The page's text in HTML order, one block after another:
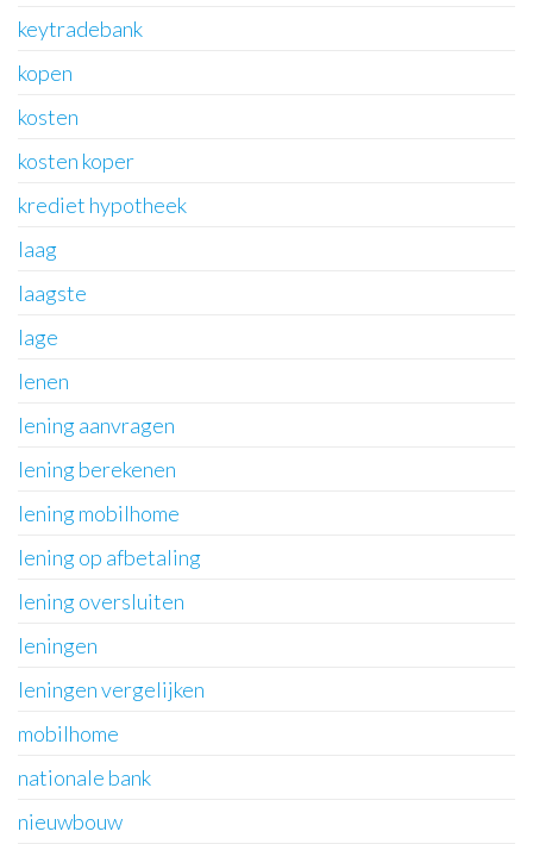
keytradebank
kopen
kosten
kosten koper
krediet hypotheek
laag
laagste
lage
lenen
lening aanvragen
lening berekenen
lening mobilhome
lening op afbetaling
lening oversluiten
leningen
leningen vergelijken
mobilhome
nationale bank
nieuwbouw